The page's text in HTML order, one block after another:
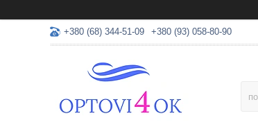
+380 (68) 344-51-09 +380 (93) 058-80-90